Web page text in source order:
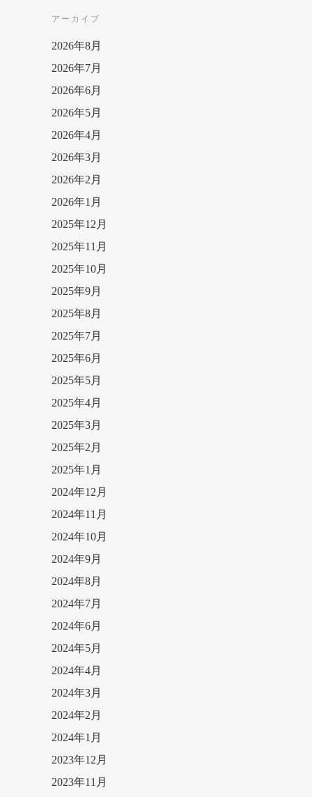
アーカイブ
2026年8月
2026年7月
2026年6月
2026年5月
2026年4月
2026年3月
2026年2月
2026年1月
2025年12月
2025年11月
2025年10月
2025年9月
2025年8月
2025年7月
2025年6月
2025年5月
2025年4月
2025年3月
2025年2月
2025年1月
2024年12月
2024年11月
2024年10月
2024年9月
2024年8月
2024年7月
2024年6月
2024年5月
2024年4月
2024年3月
2024年2月
2024年1月
2023年12月
2023年11月